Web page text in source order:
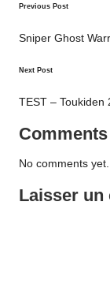
Post
Previous Post
Sniper Ghost
Next Post
TEST – Toukiden
Comments
No comments
Laisser un